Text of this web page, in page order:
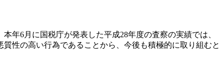
年6月に国税庁が発表した平成28年度の査察の実績では、
性の高い行為であることから、今後も積極的に取り組むと